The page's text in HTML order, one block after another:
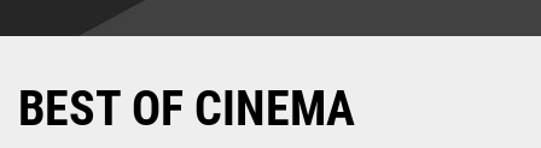
BEST OF CINEMA